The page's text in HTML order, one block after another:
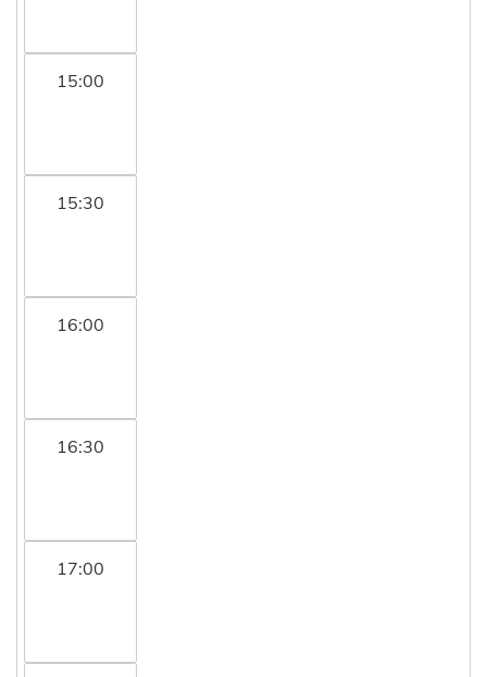
15:00
15:30
16:00
16:30
17:00